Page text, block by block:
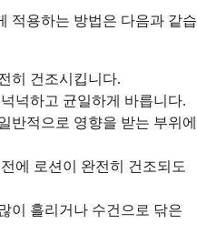
적용하는 방법은 다음과 같습
히 건조시킵니다.
넉하고 균일하게 바릅니다.
반적으로 영향을 받는 부위에
에 로션이 완전히 건조되도
이 흘리거나 수건으로 닦은